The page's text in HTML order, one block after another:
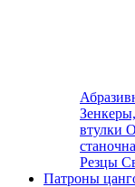
втулки
Резцы
Патроны